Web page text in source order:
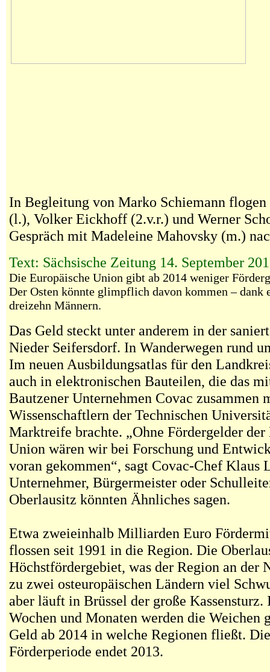
In Begleitung von Marko Schiemann
(l.), Volker Eickhoff (2.v.r.) und Werner
Gespräch mit Madeleine Mahovsky (m.)
Text: Sächsische Zeitung 14. September
Die Europäische Union gibt ab 2014 weniger
Der Osten könnte glimpflich davon kommen – dank
dreizehn Männern.
Das Geld steckt unter anderem in der
Nieder Seifersdorf. In Wanderwegen rund
Im neuen Ausbildungsatlas für den
auch in elektronischen Bauteilen, die das
Bautzener Unternehmen Covac zusammen
Wissenschaftlern der Technischen
Marktreife brachte. „Ohne Fördergelder der
Union wären wir bei Forschung und
voran gekommen“, sagt Covac-Chef Klaus
Unternehmer, Bürgermeister oder
Oberlausitz könnten Ähnliches sagen.
Etwa zweieinhalb Milliarden Euro
flossen seit 1991 in die Region. Die
Höchstfördergebiet, was der Region an der
zu zwei osteuropäischen Ländern viel
aber läuft in Brüssel der große Kassensturz.
Wochen und Monaten werden die Weichen
Geld ab 2014 in welche Regionen fließt.
Förderperiode endet 2013.